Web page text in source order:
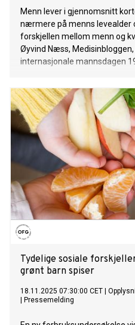
Menn lever i gjennomsnitt
nærmere på menns levealder
forskjellen mellom menn og
Øyvind Næss,
internasjonale mannsdagen
Tydelige sosiale
grønt barn spiser
18.11.2025 07:30:00 CET
Pressemelding